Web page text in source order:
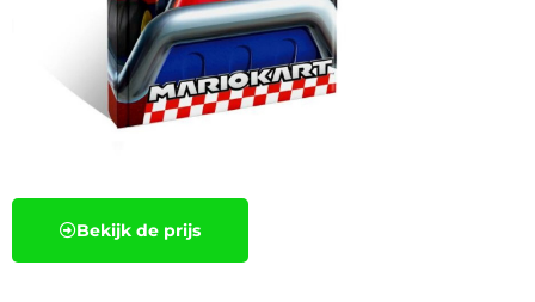
Bekijk de prijs